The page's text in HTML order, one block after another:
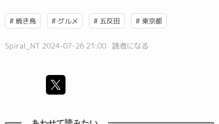
# 焼き鳥 # グルメ # 五反田 # 東京都
Spiral_NT 2024-07-26 21:00 読者になる